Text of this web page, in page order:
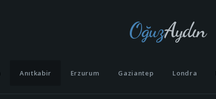
OğuzAydın
Anıtkabir Erzurum Gaziantep Londra